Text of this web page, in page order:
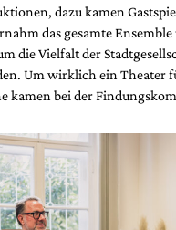
dazu kamen
das gesamte Ensemble
die Vielfalt der
Um wirklich ein Theater
kamen bei der